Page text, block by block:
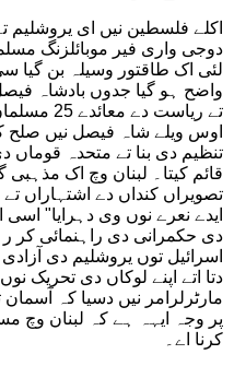
اکلے فلسطین نیں ای
دوجی واری فیر موبائلزنگ
واضح ہو گیا جدوں بادشاہ
تے ریاست
اوس ویلے شاہ فیصل نیں صلح
تنظیم دی بنا تے متحدہ قوماں
قائم کیتا۔ لبنان وچ اک
تصویراں کنداں دے اشتہاراں
ایدے نعرے نوں وی دہرایا"
دی حکمرانی دی راہنمائی کر
اسرائیل توں یروشلیم دی
دتا اتے اپنے لوکاں دی تحریک
مارٹرلرامر نیں دسیا کہ
پر وجہ ایہہ ہے کہ لبنان وچ
کرنا اے۔